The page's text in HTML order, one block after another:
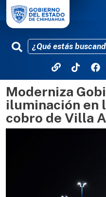
Moderniza
iluminación en
cobro de Villa